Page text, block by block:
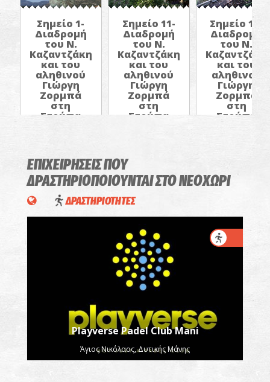
Σημείο 1-
Διαδρομή
του Ν.
Καζαντζάκη
και του
αληθινού
Γιώργη
Ζορμπά
στη
Στούπα
Σημείο 11-
Διαδρομή
του Ν.
Καζαντζάκη
και του
αληθινού
Γιώργη
Ζορμπά
στη
Στούπα
Σημείο 10-
Διαδρομή
του Ν.
Καζαντζάκη
και του
αληθινού
Γιώργη
Ζορμπά
στη
Στούπα
ΕΠΙΧΕΙΡΗΣΕΙΣ ΠΟΥ
ΔΡΑΣΤΗΡΙΟΠΟΙΟΥΝΤΑΙΣΤΟ ΝΕΟΧΩΡΙ
ΔΡΑΣΤΗΡΙΟΤΗΤΕΣ
Playverse Padel Club Mani
Άγιος Νικόλαος, Δυτικής Μάνης